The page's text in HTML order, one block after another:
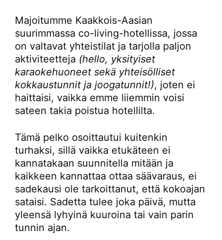
Majoitumme Kaakkois-Aasian
suurimmassa co-living-hotellissa, jossa
on valtavat yhteistilat ja tarjolla paljon
aktiviteetteja (hello, yksityiset
karaokehuoneet sekä yhteisölliset
kokkaustunnit ja joogatunnit!), joten ei
haittaisi, vaikka emme liiemmin voisi
sateen takia poistua hotellilta.
Tämä pelko osoittautui kuitenkin
turhaksi, sillä vaikka etukäteen ei
kannatakaan suunnitella mitään ja
kaikkeen kannattaa ottaa säävaraus, ei
sadekausi ole tarkoittanut, että kokoajan
sataisi. Sadetta tulee joka päivä, mutta
yleensä lyhyinä kuuroina tai vain parin
tunnin ajan.